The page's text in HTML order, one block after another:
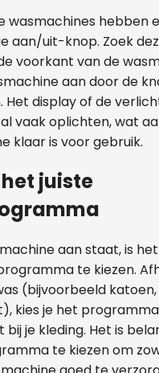
wasmachines hebben
aan/uit-knop. Zoek
voorkant van de
aan door de
Het display of de
vaak oplichten, wat
klaar is voor gebruik.
het juiste
aan staat, is
te kiezen.
(bijvoorbeeld
kies je het
bij je kleding. Het is
te kiezen om